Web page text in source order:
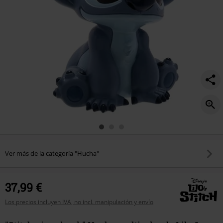
Ver más de la categoría "Hucha"
37,99 €
Los precios incluyen IVA, no incl. manipulación y envío